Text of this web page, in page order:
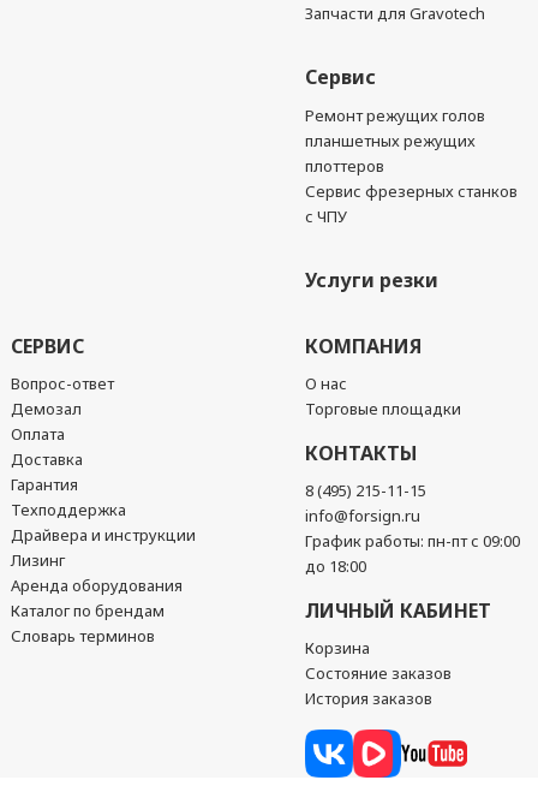
Запчасти для Gravotech
Сервис
Ремонт режущих голов
планшетных режущих
плоттеров
Сервис фрезерных станков
с ЧПУ
Услуги резки
СЕРВИС
Вопрос-ответ
Демозал
Оплата
Доставка
Гарантия
Техподдержка
Драйвера и инструкции
Лизинг
Аренда оборудования
Каталог по брендам
Словарь терминов
КОМПАНИЯ
О нас
Торговые площадки
КОНТАКТЫ
8 (495) 215-11-15
info@forsign.ru
График работы: пн-пт с 09:00
до 18:00
ЛИЧНЫЙ КАБИНЕТ
Корзина
Состояние заказов
История заказов